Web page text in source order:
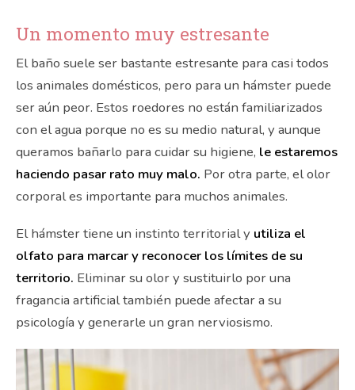
Un momento muy estresante
El baño suele ser bastante estresante para casi todos
los animales domésticos, pero para un hámster puede
ser aún peor. Estos roedores no están familiarizados
con el agua porque no es su medio natural, y aunque
queramos bañarlo para cuidar su higiene, le estaremos
haciendo pasar rato muy malo. Por otra parte, el olor
corporal es importante para muchos animales.
El hámster tiene un instinto territorial y utiliza el
olfato para marcar y reconocer los límites de su
territorio. Eliminar su olor y sustituirlo por una
fragancia artificial también puede afectar a su
psicología y generarle un gran nerviosismo.